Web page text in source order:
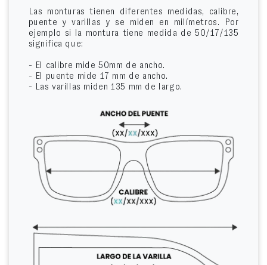
Las monturas tienen diferentes medidas, calibre,
puente y varillas y se miden en milímetros. Por
ejemplo si la montura tiene medida de 50/17/135
significa que:
- El calibre mide 50mm de ancho.
- El puente mide 17 mm de ancho.
- Las varillas miden 135 mm de largo.